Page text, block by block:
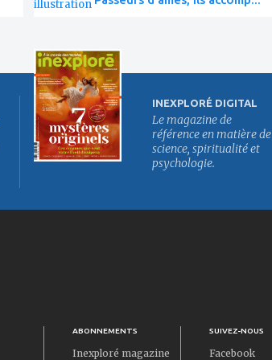
INEXPLORÉ DIGITAL
Le magazine de
référence en matière de
science, spiritualité et
psychologie.
ABONNEMENTS
Inexploré magazine
SUIVEZ-NOUS
Facebook